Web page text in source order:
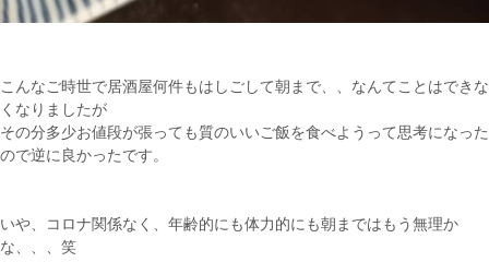
こんなご時世で居酒屋何件もはしごして朝まで、、なんてことはできな
くなりましたが
その分多少お値段が張っても質のいいご飯を食べようって思考になった
ので逆に良かったです。
いや、コロナ関係なく、年齢的にも体力的にも朝まではもう無理か
な、、、笑